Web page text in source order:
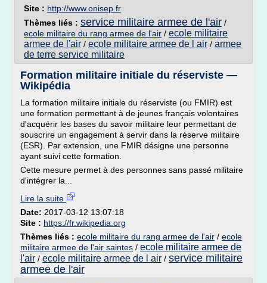
Site : http://www.onisep.fr
Thèmes liés : service militaire armee de l'air /
ecole militaire du rang armee de l'air / ecole militaire
armee de l'air / ecole militaire armee de l air / armee
de terre service militaire
Formation militaire initiale du réserviste —
Wikipédia
La formation militaire initiale du réserviste (ou FMIR) est
une formation permettant à de jeunes français volontaires
d'acquérir les bases du savoir militaire leur permettant de
souscrire un engagement à servir dans la réserve militaire
(ESR). Par extension, une FMIR désigne une personne
ayant suivi cette formation.
Cette mesure permet à des personnes sans passé militaire
d'intégrer la...
Lire la suite
Date: 2017-03-12 13:07:18
Site : https://fr.wikipedia.org
Thèmes liés : ecole militaire du rang armee de l'air / ecole
militaire armee de l'air saintes / ecole militaire armee de
l'air / ecole militaire armee de l air / service militaire
armee de l'air